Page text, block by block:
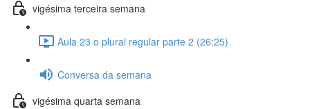
vigésima terceira semana
Aula 23 o plural regular parte 2 (26:25)
Conversa da semana
vigésima quarta semana